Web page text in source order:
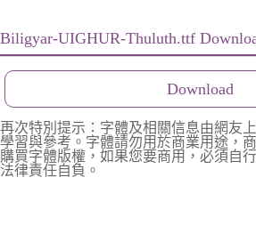
Biligyar-UIGHUR-Thuluth.ttf
Download
再次特別提示：字體及相關信息由網友
學習與參考。字體請勿用於商業用途，
購買字體版權，如果您要商用，必須自
法律責任自負。